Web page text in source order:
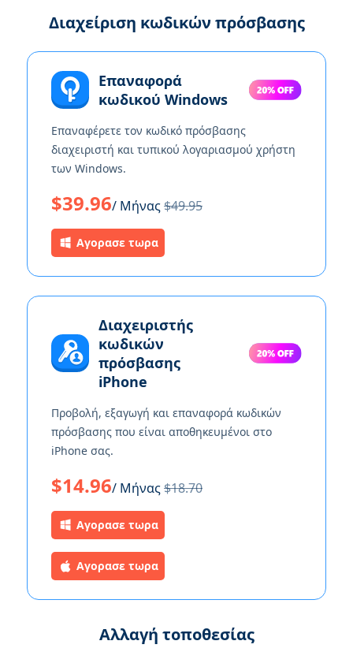
Διαχείριση κωδικών πρόσβασης
Επαναφορά
κωδικού Windows
Επαναφέρετε τον κωδικό πρόσβασης
διαχειριστή και τυπικού λογαριασμού χρήστη
των Windows.
$39.96/ Μήνας$49.95
Αγορασε τωρα
Διαχειριστής
κωδικών
πρόσβασης
iPhone
Προβολή, εξαγωγή και επαναφορά κωδικών
πρόσβασης που είναι αποθηκευμένοι στο
iPhone σας.
$14.96/ Μήνας$18.70
Αγορασε τωρα
Αγορασε τωρα
Αλλαγή τοποθεσίας